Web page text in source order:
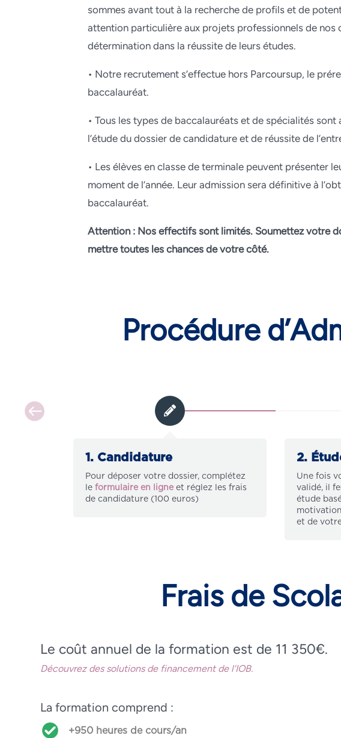
sommes avant tout à la recherche de profils et de
attention particulière aux projets professionnels de nos
détermination dans la réussite de leurs études.
• Notre recrutement s’effectue hors Parcoursup, le
baccalauréat.
• Tous les types de baccalauréats et de spécialités sont
l’étude du dossier de candidature et de réussite de
• Les élèves en classe de terminale peuvent présenter
moment de l’année. Leur admission sera définitive à
baccalauréat.
Attention : Nos effectifs sont limités. Soumettez votre
mettre toutes les chances de votre côté.
Procédure
1. Candidature
Pour déposer votre dossier, complétez
leformulaire en ligne et réglez les frais
de candidature (100 euros)
2.
Une fois
validé, il
étude
et de
Frais de
Le coût annuel de la formation est de 11 350€.
Découvrez des solutions de financement de l’IOB.
La formation comprend :
+950 heures de cours/an